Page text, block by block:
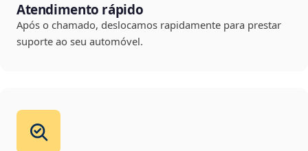
Atendimento rápido
Após o chamado, deslocamos rapidamente para prestar
suporte ao seu automóvel.